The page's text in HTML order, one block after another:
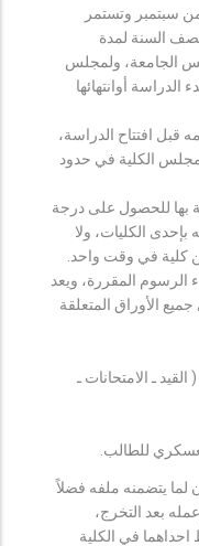
سبتمبر وتستمر
السنة لمدة
الجامعة، ولمجلس
الدراسة أوانتهائها
قبل افتتاح الدراسة،
مجلس الكلية في حدود
بها للحصول على درجة
الكليات، ولا
كلية في وقت واحد.
الرسوم المقررة، ويعد
الأوراق المتعلقة
ـ الامتحانات ـ
للطالب.
يتضمنه ملفه فضلاً
بعد التخرج،
في الكلية